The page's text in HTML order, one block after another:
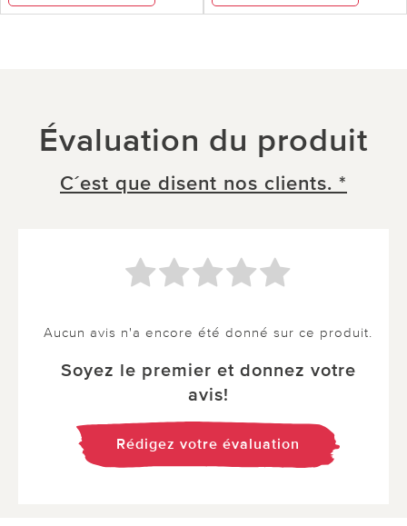
Évaluation du produit
C´est que disent nos clients. *
Aucun avis n'a encore été donné sur ce produit.
Soyez le premier et donnez votre
avis!
Rédigez votre évaluation